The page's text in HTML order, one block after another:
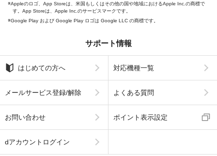
Appleのロゴ、App Storeは、米国もしくはその他の国や地域におけるApple Inc.の商標で
す。App Storeは、Apple Inc.のサービスマークです。
Google Play および Google Play ロゴは Google LLC の商標です。
サポート情報
はじめての方へ 対応機種一覧
メールサービス登録/解除 よくある質問
お問い合わせ ポイント表示設定
dアカウントログイン